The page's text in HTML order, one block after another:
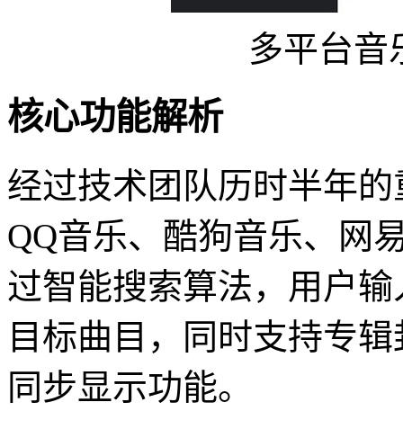
多平台音
核心功能解析
经过技术团队历时半年
QQ音乐、酷狗音乐、网
过智能搜索算法，用户
目标曲目，同时支持专
同步显示功能。